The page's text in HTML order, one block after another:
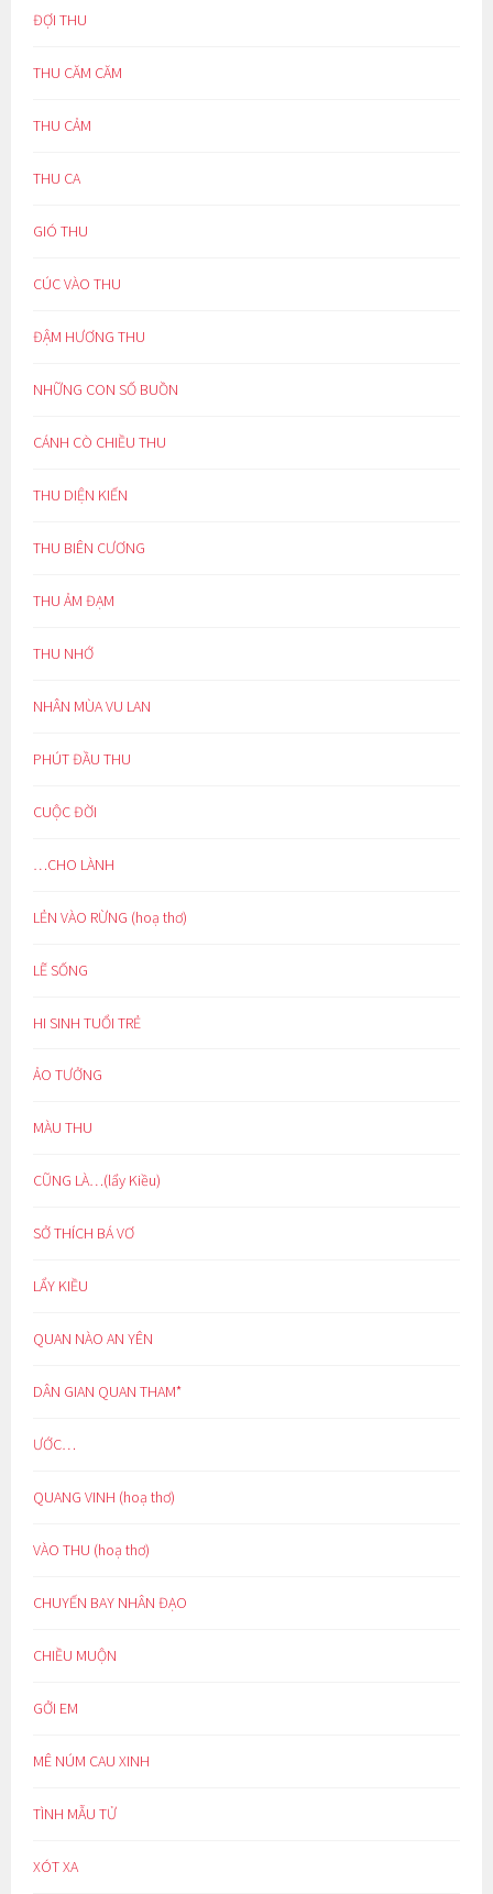
ĐỢI THU
THU CĂM CĂM
THU CẢM
THU CA
GIÓ THU
CÚC VÀO THU
ĐẬM HƯƠNG THU
NHỮNG CON SỐ BUỒN
CÁNH CÒ CHIỀU THU
THU DIỆN KIẾN
THU BIÊN CƯƠNG
THU ẢM ĐẠM
THU NHỚ
NHÂN MÙA VU LAN
PHÚT ĐẦU THU
CUỘC ĐỜI
…CHO LÀNH
LẺN VÀO RỪNG (hoạ thơ)
LẼ SỐNG
HI SINH TUỔI TRẺ
ẢO TƯỞNG
MÀU THU
CŨNG LÀ…(lẩy Kiều)
SỞ THÍCH BÁ VƠ
LẨY KIỀU
QUAN NÀO AN YÊN
DÂN GIAN QUAN THAM*
ƯỚC…
QUANG VINH (hoạ thơ)
VÀO THU (hoạ thơ)
CHUYẾN BAY NHÂN ĐẠO
CHIỀU MUỘN
GỞI EM
MÊ NÚM CAU XINH
TÌNH MẪU TỬ
XÓT XA